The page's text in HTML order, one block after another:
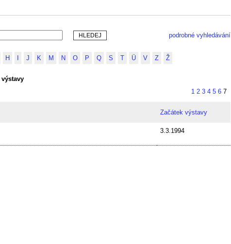
podrobné vyhledávání
H J K M N O P Q S T Ü V Z Ž
výstavy
1 2 3 4 5 6 7
Začátek výstavy
3.3.1994